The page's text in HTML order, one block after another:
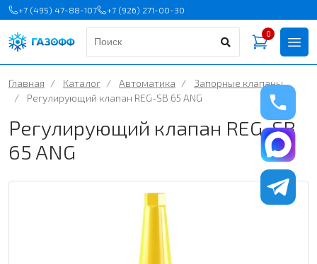
+7 (495) 47-88-107 +7 (926) 271-00-30
0
Главная / Каталог / Автоматика /
Запорные клапаны
/
Регулирующий клапан REG-SB 65 ANG
Регулирующий клапан REG-SB
65 ANG